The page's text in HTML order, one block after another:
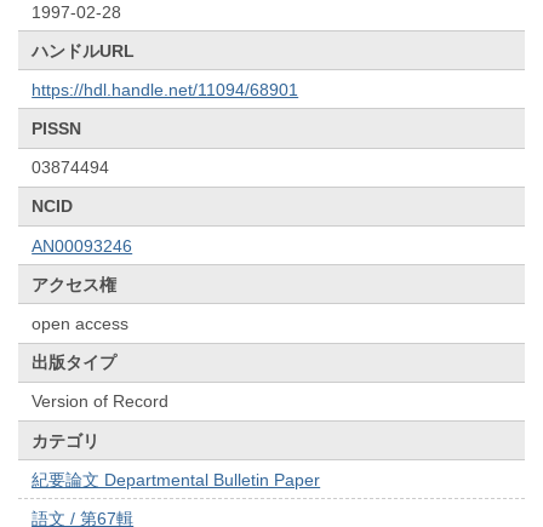
1997-02-28
ハンドルURL
https://hdl.handle.net/11094/68901
PISSN
03874494
NCID
AN00093246
アクセス権
open access
出版タイプ
Version of Record
カテゴリ
紀要論文 Departmental Bulletin Paper
語文 / 第67輯